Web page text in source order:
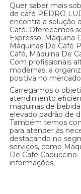
Quer saber mais
de café PEDRO
encontra a solução
Café. Oferecemos
Expresso, Máquina
Máquinas De Café
Café, Máquina De
Com profissionais
modernas, a
positiva no
Carregamos o
atendimento
máquinas de
elevado padrão de
Também temos
para atender às
destacando no
serviços, como
De Café
informações.